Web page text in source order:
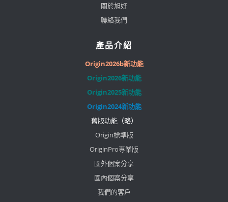
關於旭好
聯絡我們
產品介紹
Origin2026b新功能
Origin2026新功能
Origin2025新功能
Origin2024新功能
舊版功能（略）
Origin標準版
OriginPro專業版
國外個案分享
國內個案分享
我們的客戶